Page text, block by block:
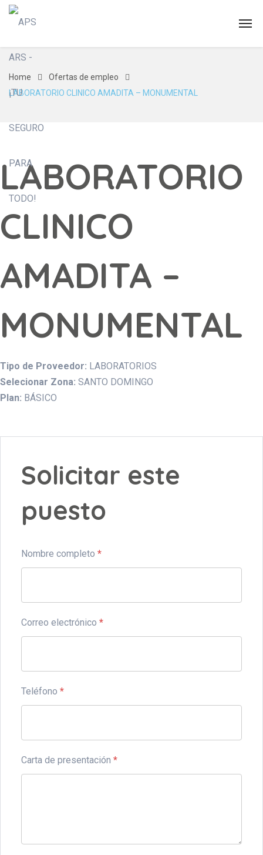
Home
Ofertas de empleo
LABORATORIO CLINICO AMADITA – MONUMENTAL
LABORATORIO
CLINICO
AMADITA –
MONUMENTAL
Tipo de Proveedor: LABORATORIOS
Selecionar Zona: SANTO DOMINGO
Plan: BÁSICO
Solicitar este
puesto
Nombre completo *
Correo electrónico *
Teléfono *
Carta de presentación *